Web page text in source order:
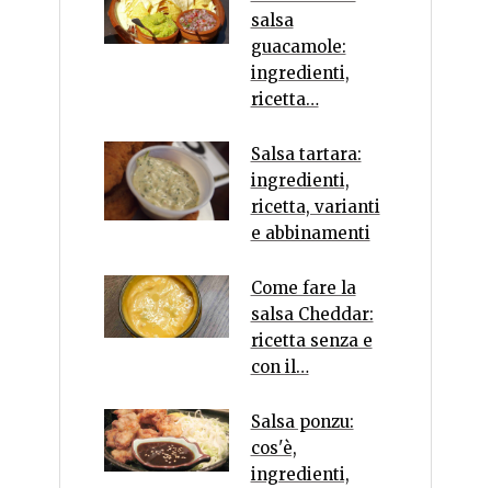
salsa
guacamole:
ingredienti,
ricetta…
Salsa tartara:
ingredienti,
ricetta, varianti
e abbinamenti
Come fare la
salsa Cheddar:
ricetta senza e
con il…
Salsa ponzu:
cos'è,
ingredienti,